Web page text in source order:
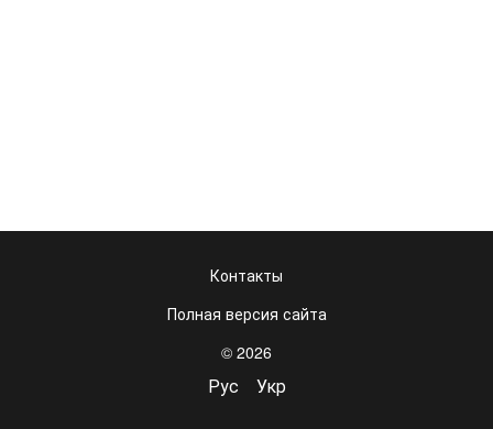
Контакты
Полная версия сайта
© 2026
Рус Укр